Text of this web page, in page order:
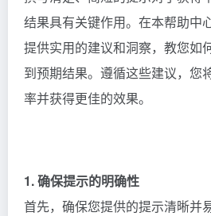
结果具有关键作用。在本帮助中
提供实用的建议和洞察，教您如
到预期结果。遵循这些建议，您
率并获得更佳的效果。
​1. 确保提示的明确性
首先，确保您提供的提示清晰并